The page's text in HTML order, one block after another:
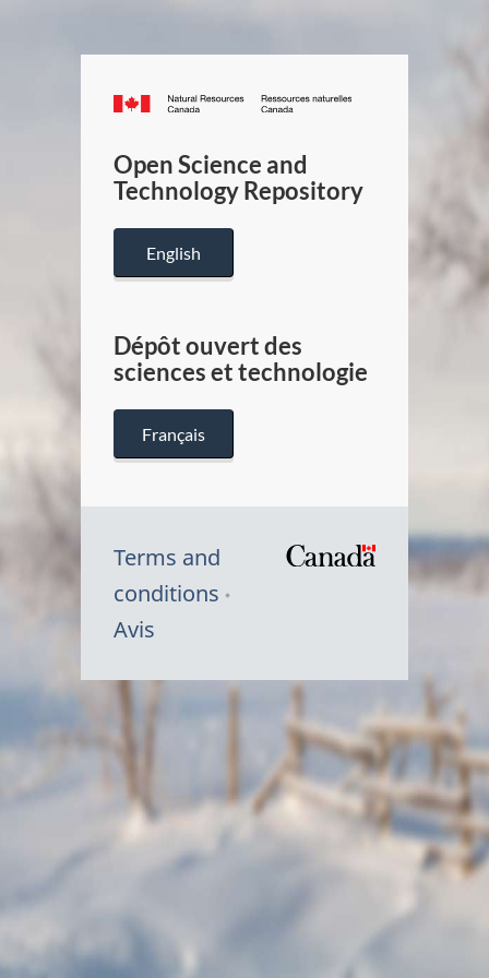
Canada.ca
/
Canada
Open Science and
Technology Repository
English
Dépôt ouvert des
sciences et technologie
Français
Terms and
conditions
Avis
Symbole
Canada